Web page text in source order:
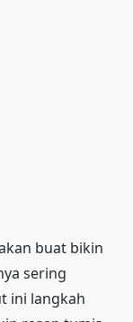
buat bikin
sering
ini langkah